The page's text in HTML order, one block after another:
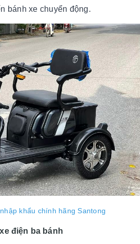
bánh xe chuyển động.
khẩu chính hãng Santong
điện ba bánh